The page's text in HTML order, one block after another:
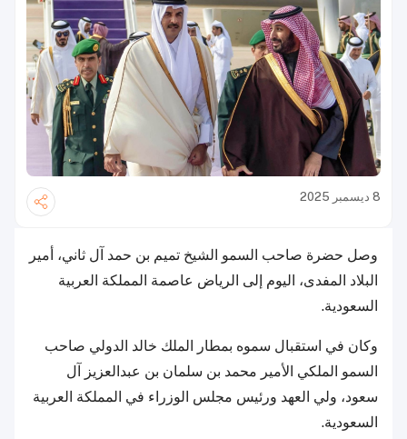
8 ديسمبر 2025
وصل حضرة صاحب السمو الشيخ تميم بن حمد آل ثاني، أمير
البلاد المفدى، اليوم إلى الرياض عاصمة المملكة العربية
السعودية.
وكان في استقبال سموه بمطار الملك خالد الدولي صاحب
السمو الملكي الأمير محمد بن سلمان بن عبدالعزيز آل
سعود، ولي العهد ورئيس مجلس الوزراء في المملكة العربية
السعودية.